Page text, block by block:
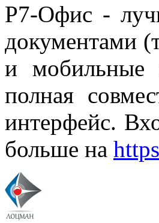
Р7-Офис -
документами
и мобильные
полная
интерфейс.
больше на